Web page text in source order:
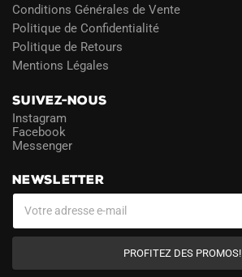
Conditions Générales de Vente
Politique de Confidentialité
Politique de Retours
Mentions Légales
SUIVEZ-NOUS
Instagram
Facebook
Messenger
NEWSLETTER
PROFITEZ DES PROMOS!